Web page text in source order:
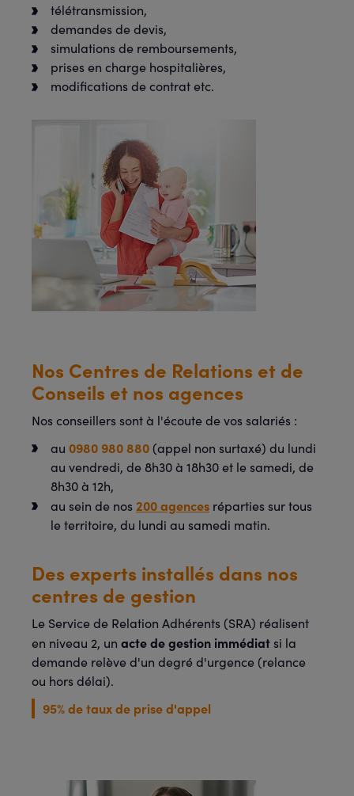
télétransmission,
demandes de devis,
simulations de remboursements,
prises en charge hospitalières,
modifications de contrat etc.
Nos Centres de Relations et de
Conseils et nos agences
Nos conseillers sont à l'écoute de vos salariés :
au 0980 980 880 (appel non surtaxé) du lundi
au vendredi, de 8h30 à 18h30 et le samedi, de
8h30 à 12h,
au sein de nos 200 agences réparties sur tous
le territoire, du lundi au samedi matin.
Des experts installés dans nos
centres de gestion
Le Service de Relation Adhérents (SRA) réalisent
en niveau 2, un acte de gestion immédiat si la
demande relève d'un degré d'urgence (relance
ou hors délai).
95% de taux de prise d'appel